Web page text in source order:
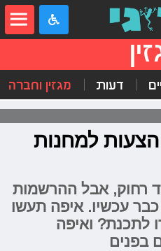
דעות מגזין וחברה
למחנות
רחוק, אבל ההרשמות
עכשיו. איפה תעשו
לתכנת? ואיפה
בפנים